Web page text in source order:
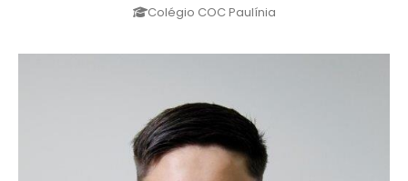
Colégio COC Paulínia